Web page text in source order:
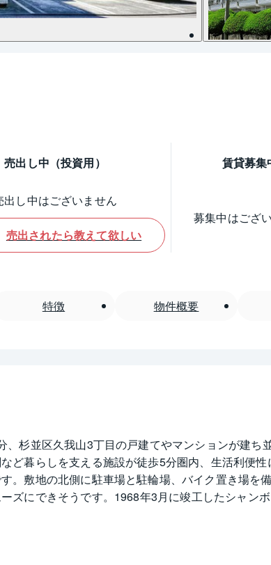
売出し中（投資用）
出し中はございません
売出されたら教えて欲しい
賃貸募集
募集中はござ
特徴 物件概要
杉並区久我山3丁目の戸建てやマンションが建
ど暮らしを支える施設が徒歩5分圏内、生活利便
。敷地の北側に駐車場と駐輪場、バイク置き場を
ズにできそうです。1968年3月に竣工したシャン